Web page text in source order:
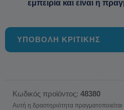
εμπειρία και είναι η
ΥΠΟΒΟΛΗ ΚΡΙΤΙΚΗΣ
Κωδικός προϊόντος: 48380
Αυτή η δραστηριότητα